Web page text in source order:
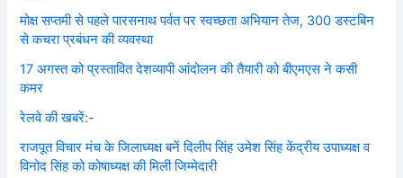
मोक्ष सप्तमी से पहले पारसनाथ पर्वत पर स्वच्छता अभियान तेज, 300 डस्टबिन
से कचरा प्रबंधन की व्यवस्था
17 अगस्त को प्रस्तावित देशव्यापी आंदोलन की तैयारी को बीएमएस ने कसी
कमर
रेलवे की खबरें:-
राजपूत विचार मंच के जिलाध्यक्ष बनें‌ दिलीप सिंह उमेश सिंह केंद्रीय उपाध्यक्ष व
विनोद सिंह को कोषाध्यक्ष की मिली जिम्मेदारी